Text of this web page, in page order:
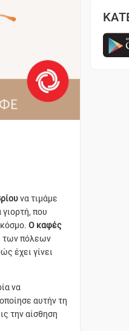
να τιμάμε
γιορτή, που
Ο καφές
των πόλεων
έχει γίνει
να
αυτήν τη
την αίσθηση